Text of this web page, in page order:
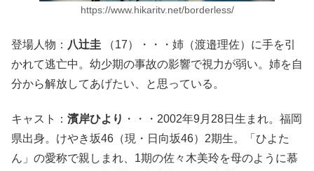
https://www.hikaritv.net/borderless/
登場人物： 八辻圭
（17）・・・姉（渡邉理佐）に手を引
かれて逃亡中。幼少期の事故の影響で視力が弱い。姉を自
分から解放してあげたい、と思っている。
キャスト： 濱岸ひより ・・・2002年9月28日生まれ。福岡
県出身。けやき坂46（現・日向坂46）2期生。「ひよた
ん」の愛称で親しまれ、1期の佐々木美玲を母のように慕